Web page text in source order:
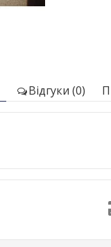
Відгуки (0)